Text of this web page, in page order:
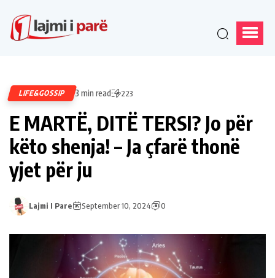
LIFE&GOSSIP 3 min read 223
E MARTË, DITË TERSI? Jo për
këto shenja! – Ja çfarë thonë
yjet për ju
Lajmi I Pare September 10, 2024 0